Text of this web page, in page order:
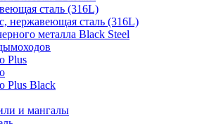
сталь (316L)
нержавеющая сталь (316L)
металла Black Steel
Plus
Plus Black
и мангалы